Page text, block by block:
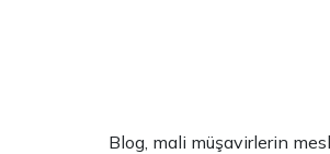
Blog, mali müşavirlerin